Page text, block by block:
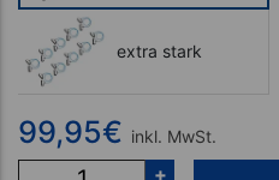
extra stark
99,95€ inkl. MwSt.
+